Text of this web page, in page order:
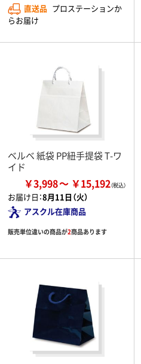
直送品 プロステーションか
らお届け
ベルベ 紙袋 PP紐手提袋 T-ワ
イド
￥3,998 ￥15,192
お届け日：8月11日（火）
アスクル在庫商品
販売単位違いの商品が2商品あります